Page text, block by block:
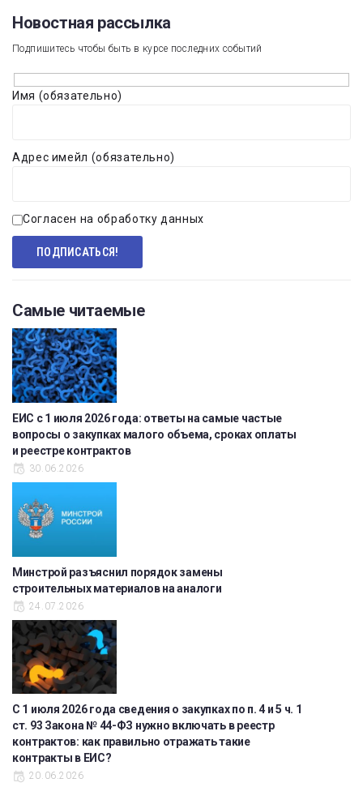
Новостная рассылка​
Подпишитесь чтобы быть в курсе последних событий
Имя (обязательно)
Адрес имейл (обязательно)
Согласен на обработку данных
Самые читаемые
ЕИС с 1 июля 2026 года: ответы на самые частые
вопросы о закупках малого объема, сроках оплаты
и реестре контрактов
30.06.2026
Минстрой разъяснил порядок замены
строительных материалов на аналоги
24.07.2026
С 1 июля 2026 года сведения о закупках по п. 4 и 5 ч. 1
ст. 93 Закона № 44-ФЗ нужно включать в реестр
контрактов: как правильно отражать такие
контракты в ЕИС?
20.06.2026